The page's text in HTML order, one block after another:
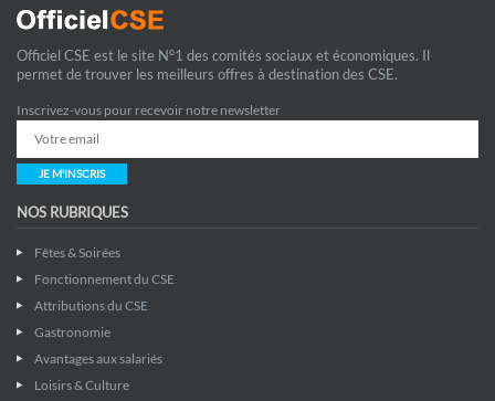
Officiel CSE est le site N°1 des comités sociaux et économiques. Il
permet de trouver les meilleurs offres à destination des CSE.
Inscrivez-vous pour recevoir notre newsletter
JE M'INSCRIS
NOS RUBRIQUES
Fêtes & Soirées
Fonctionnement du CSE
Attributions du CSE
Gastronomie
Avantages aux salariés
Loisirs & Culture